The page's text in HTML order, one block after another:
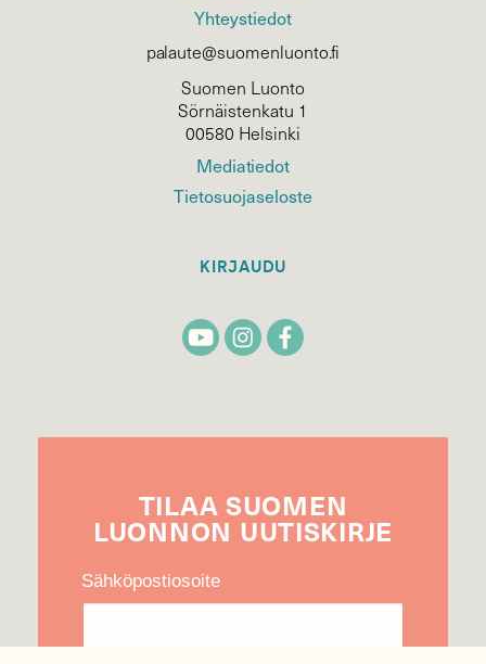
Yhteystiedot
palaute@suomenluonto.fi
Suomen Luonto
Sörnäistenkatu 1
00580 Helsinki
Mediatiedot
Tietosuojaseloste
KIRJAUDU
TILAA SUOMEN
LUONNON UUTIS­KIRJE
Sähköpostiosoite